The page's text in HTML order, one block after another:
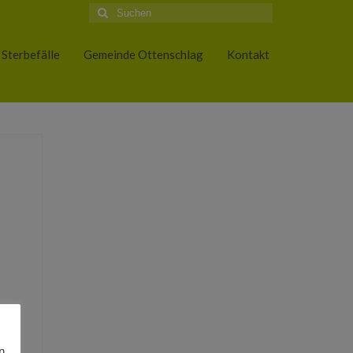
Suche
nach:
Sterbefälle Gemeinde Ottenschlag Kontakt